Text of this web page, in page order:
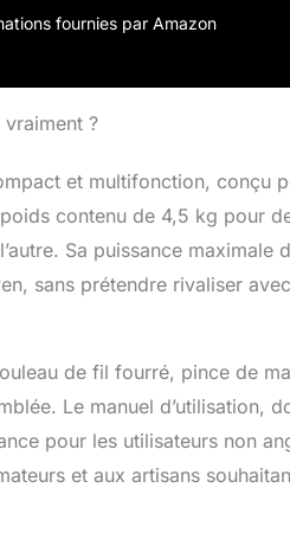
automatiquement le
pour les débutants comme pour
un affichage précis des
soudée. Il est parfait pour les
les équipements de bord de route
】- La poste à souder à fil
à utiliser, avec une vitesse
à la tension et au courant.
】- 1XMIG250DP, 1X
1X fil de soudure, 1X gaine
Si vous rencontrez un
machine, veuillez nous
ligne, disponible 24 heures sur
fournies par Amazon
?
et multifonction, conçu
contenu de 4,5 kg pour
Sa puissance maximale
sans prétendre rivaliser
de fil fourré, pince de
Le manuel d’utilisation,
pour les utilisateurs non
et aux artisans